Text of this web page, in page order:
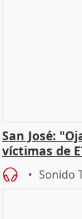
San José:
víctimas de
Sonido